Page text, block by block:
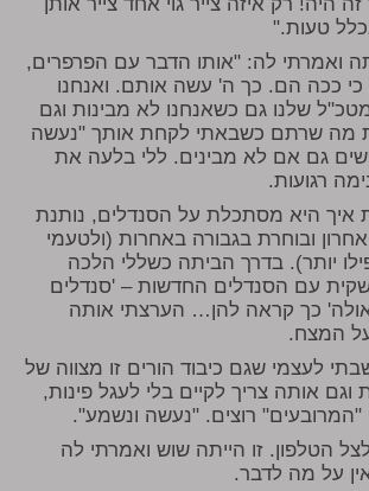
טעות."
ואמרתי לה: "אותו הדבר עם הפרפרים,
ככה הם. כך ה' עשה אותם. ואנחנו
שלנו גם כשאנחנו לא מבינות וגם
מה שרתם כשבאתי לקחת אותך "נעשה
גם אם לא מבינים. ללי בלעה את
רגועות.
איך היא מסתכלת על הסנדלים, נותנת
ובוחרת בגבורה באחרות (ולטעמי
יותר). בדרך הביתה כשללי הלכה
עם הסנדלים החדשות – 'סנדלים
כך קראה להן… הערצתי אותה
המצח.
לעצמי שגם כיבוד הורים זו מצווה של
אותה צריך לקיים בלי לעגל פינות,
"המרובעים" רוצים. "נעשה ונשמע".
הטלפון. זו הייתה שוש ואמרתי לה
על מה לדבר.